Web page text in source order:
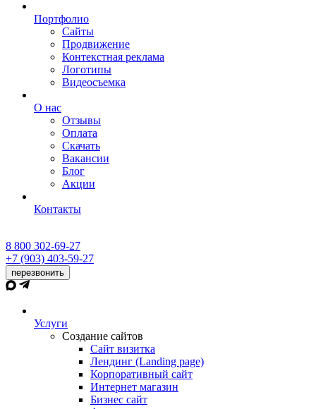
Портфолио
Сайты
Продвижение
Контекстная реклама
Логотипы
Видеосъемка
О нас
Отзывы
Оплата
Скачать
Вакансии
Блог
Акции
Контакты
8 800 302-69-27
+7 (903) 403-59-27
перезвонить
Услуги
Создание сайтов
Сайт визитка
Лендинг (Landing page)
Корпоративный сайт
Интернет магазин
Бизнес сайт